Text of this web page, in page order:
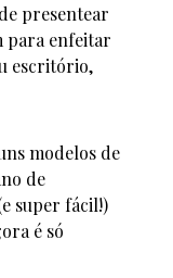
presentear
para enfeitar
escritório,
modelos de
de
super fácil!)
é só